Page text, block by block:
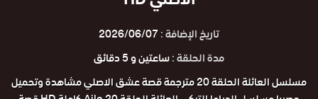
تاريخ الإضافة :2026/06/07
مدة الحلقة :ساعتين و 5 دقائق
مسلسل العائلة الحلقة 20 مترجمة قصة عشق الاصلي مشاهدة وتحميل